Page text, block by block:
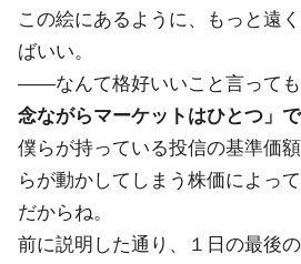
この絵にあるように、もっと遠
ばいい。
――なんて格好いいこと言って
念ながらマーケットはひとつ」
僕らが持っている投信の基準価
らが動かしてしまう株価によっ
だからね。
前に説明した通り、１日の最後